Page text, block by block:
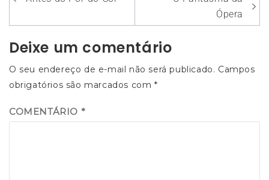
Post
Ópera
Deixe um comentário
O seu endereço de e-mail não será publicado. Campos
obrigatórios são marcados com*
COMENTÁRIO *